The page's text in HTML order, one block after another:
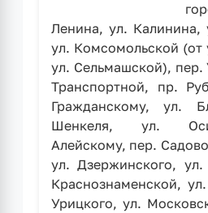
Ленина, ул. Калинина,
ул. Комсомольской (от
ул. Сельмашской), пер.
Транспортной, пр.
Гражданскому, ул.
Шенкеля, ул.
Алейскому, пер.
ул. Дзержинского,
Краснознаменской,
Урицкого, ул.